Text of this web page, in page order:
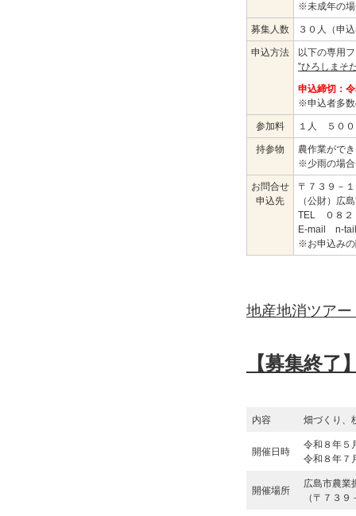
※未成年の
募集人数 ３０人（申
申込方法
以下の専用
‟ひろしまそ
申込締切：
※申込者多数
参加料 １人 ５００
持参物
農作業がで
※少雨の場合
お問合せ
申込先
〒７３９－
（公財）広
TEL ０８２
E-mail n-
※お申込みの
地産地消ツア
【募集終了
内容 畑づくり、
開催日時
令和８年５
令和８年７
開催場所
広島市農業
（〒７３